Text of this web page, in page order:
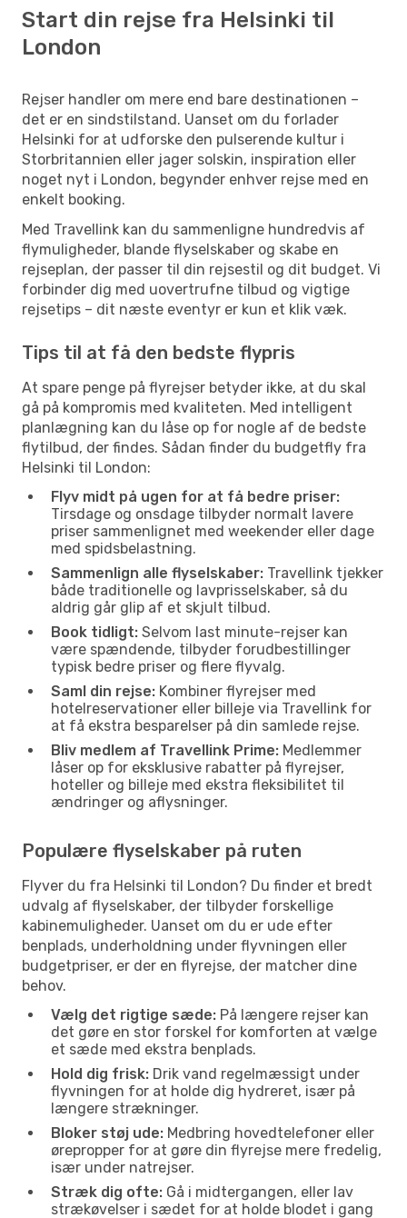
Start din rejse fra Helsinki til
London
Rejser handler om mere end bare destinationen –
det er en sindstilstand. Uanset om du forlader
Helsinki for at udforske den pulserende kultur i
Storbritannien eller jager solskin, inspiration eller
noget nyt i London, begynder enhver rejse med en
enkelt booking.
Med Travellink kan du sammenligne hundredvis af
flymuligheder, blande flyselskaber og skabe en
rejseplan, der passer til din rejsestil og dit budget. Vi
forbinder dig med uovertrufne tilbud og vigtige
rejsetips – dit næste eventyr er kun et klik væk.
Tips til at få den bedste flypris
At spare penge på flyrejser betyder ikke, at du skal
gå på kompromis med kvaliteten. Med intelligent
planlægning kan du låse op for nogle af de bedste
flytilbud, der findes. Sådan finder du budgetfly fra
Helsinki til London:
Flyv midt på ugen for at få bedre priser:
Tirsdage og onsdage tilbyder normalt lavere
priser sammenlignet med weekender eller dage
med spidsbelastning.
Sammenlign alle flyselskaber: Travellink tjekker
både traditionelle og lavprisselskaber, så du
aldrig går glip af et skjult tilbud.
Book tidligt: Selvom last minute-rejser kan
være spændende, tilbyder forudbestillinger
typisk bedre priser og flere flyvalg.
Saml din rejse: Kombiner flyrejser med
hotelreservationer eller billeje via Travellink for
at få ekstra besparelser på din samlede rejse.
Bliv medlem af Travellink Prime: Medlemmer
låser op for eksklusive rabatter på flyrejser,
hoteller og billeje med ekstra fleksibilitet til
ændringer og aflysninger.
Populære flyselskaber på ruten
Flyver du fra Helsinki til London? Du finder et bredt
udvalg af flyselskaber, der tilbyder forskellige
kabinemuligheder. Uanset om du er ude efter
benplads, underholdning under flyvningen eller
budgetpriser, er der en flyrejse, der matcher dine
behov.
Vælg det rigtige sæde: På længere rejser kan
det gøre en stor forskel for komforten at vælge
et sæde med ekstra benplads.
Hold dig frisk: Drik vand regelmæssigt under
flyvningen for at holde dig hydreret, især på
længere strækninger.
Bloker støj ude: Medbring hovedtelefoner eller
ørepropper for at gøre din flyrejse mere fredelig,
især under natrejser.
Stræk dig ofte: Gå i midtergangen, eller lav
strækøvelser i sædet for at holde blodet i gang